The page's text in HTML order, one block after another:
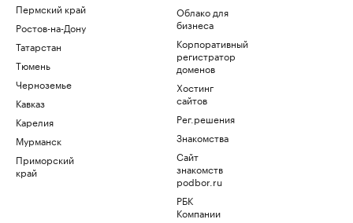
Пермский край
Ростов-на-Дону
Татарстан
Тюмень
Черноземье
Кавказ
Карелия
Мурманск
Приморский
край
Облако для
бизнеса
Корпоративный
регистратор
доменов
Хостинг
сайтов
Рег.решения
Знакомства
Сайт
знакомств
podbor.ru
РБК
Компании